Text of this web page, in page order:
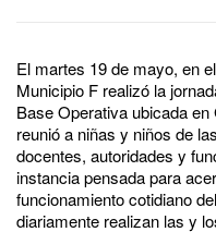
El martes 19 de mayo, en
Municipio F realizó la
Base Operativa ubicada
reunió a niñas y niños de
docentes, autoridades y
instancia pensada para
funcionamiento cotidiano
diariamente realizan las y